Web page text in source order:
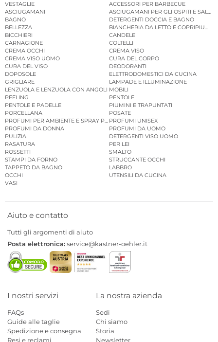
VESTAGLIE
ACCESSORI PER BARBECUE
ASCIUGAMANI
ASCIUGAMANI PER GLI OSPITI E
BAGNO
DETERGENTI DOCCIA E BAGNO
BELLEZZA
BIANCHERIA DA LETTO E COPRIPIUMINI
BICCHIERI
CANDELE
CARNAGIONE
COLTELLI
CREMA OCCHI
CREMA VISO
CREMA VISO UOMO
CURA DEL CORPO
CURA DEL VISO
DEODORANTI
DOPOSOLE
ELETTRODOMESTICI DA CUCINA
GRIGLIARE
LAMPADE E ILLUMINAZIONE
LENZUOLA E LENZUOLA CON ANGOLI MOBILI
PEELING
PENTOLE
PENTOLE E PADELLE
PIUMINI E TRAPUNTATI
PORCELLANA
POSATE
PROFUMI PER AMBIENTE E SPRAY PER AMBIENTE
PROFUMI UNISEX
PROFUMI DA DONNA
PROFUMI DA UOMO
PULIZIA
DETERGENTI VISO UOMO
RASATURA
PER LEI
ROSSETTI
SMALTO
STAMPI DA FORNO
STRUCCANTE OCCHI
TAPPETO DA BAGNO
LABBRO
OCCHI
UTENSILI DA CUCINA
VASI
Aiuto e contatto
Tutti gli argomenti di aiuto
Posta elettronica:service@kastner-oehler.it
I nostri servizi
FAQs
Guide alle taglie
Spedizione e consegna
Resi e reclami
La nostra azienda
Sedi
Chi siamo
Storia
Newsletter